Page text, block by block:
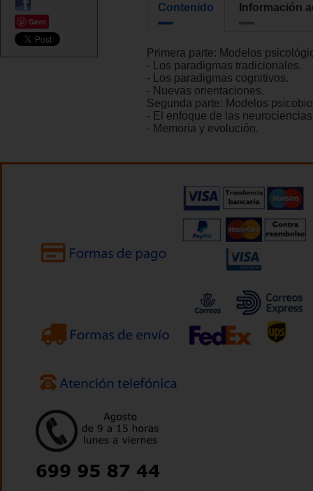
Save
Contenido Información
Primera parte: Modelos
- Los paradigmas tradicionales.
- Los paradigmas cognitivos.
- Nuevas orientaciones.
Segunda parte: Modelos
- El enfoque de las
- Memoria y evolución.